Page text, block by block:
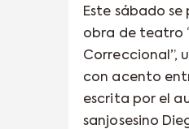
Este sábado se
obra de teatro
Correccional”,
con acento
escrita por el
sanjosesino